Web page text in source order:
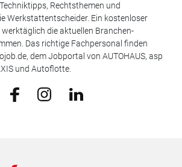
Rechtsthemen und
Werkstattentscheider. Ein kostenloser
werktäglich die aktuellen Branchen-
Das richtige Fachpersonal finden
dem Jobportal von AUTOHAUS, asp
und Autoflotte.